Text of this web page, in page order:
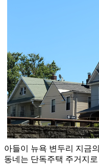
아들이 뉴욕 변두리 지금
동네는 단독주택 주거지